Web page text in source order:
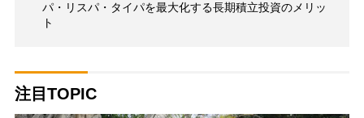
パ・リスパ・タイパを最大化する長期積立投資のメリッ
ト
注目TOPIC